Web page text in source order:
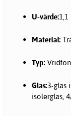
U-värde:1,1
Material:
Typ:
Glas:3-glas
isolerglas,